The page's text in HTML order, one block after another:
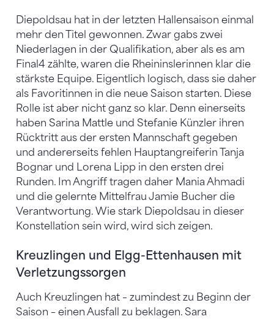
Diepoldsau hat in der letzten Hallensaison einmal
mehr den Titel gewonnen. Zwar gabs zwei
Niederlagen in der Qualifikation, aber als es am
Final4 zählte, waren die Rheininslerinnen klar die
stärkste Equipe. Eigentlich logisch, dass sie daher
als Favoritinnen in die neue Saison starten. Diese
Rolle ist aber nicht ganz so klar. Denn einerseits
haben Sarina Mattle und Stefanie Künzler ihren
Rücktritt aus der ersten Mannschaft gegeben
und andererseits fehlen Hauptangreiferin Tanja
Bognar und Lorena Lipp in den ersten drei
Runden. Im Angriff tragen daher Mania Ahmadi
und die gelernte Mittelfrau Jamie Bucher die
Verantwortung. Wie stark Diepoldsau in dieser
Konstellation sein wird, wird sich zeigen.
Kreuzlingen und Elgg-Ettenhausen mit
Verletzungssorgen
Auch Kreuzlingen hat – zumindest zu Beginn der
Saison – einen Ausfall zu beklagen. Sara